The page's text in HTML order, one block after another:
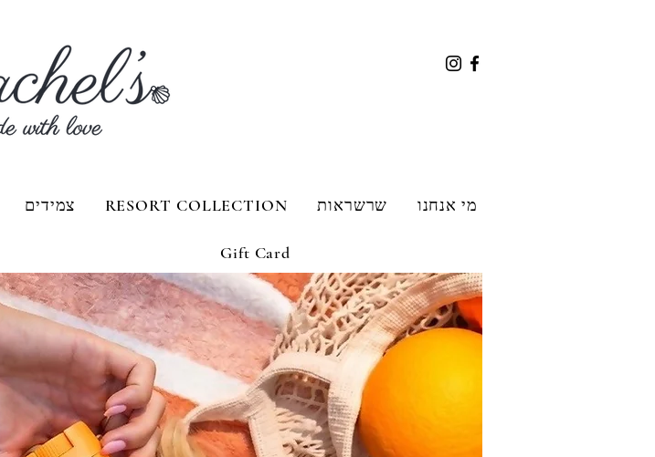
צמידים RESORT COLLECTION שרשראות מי אנחנו
Gift Card